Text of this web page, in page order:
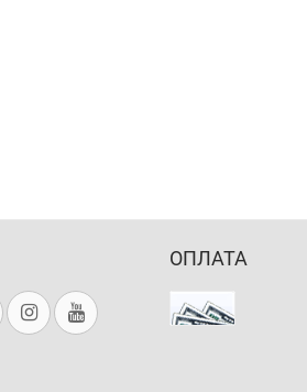
ОПЛАТА